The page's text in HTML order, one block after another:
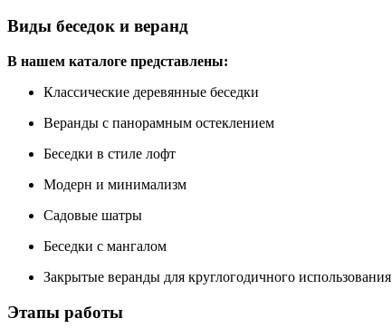
Виды беседок и веранд
В нашем каталоге представлены:
Классические деревянные беседки
Веранды с панорамным остеклением
Беседки в стиле лофт
Модерн и минимализм
Садовые шатры
Беседки с мангалом
Закрытые веранды для круглогодичного использования
Этапы работы